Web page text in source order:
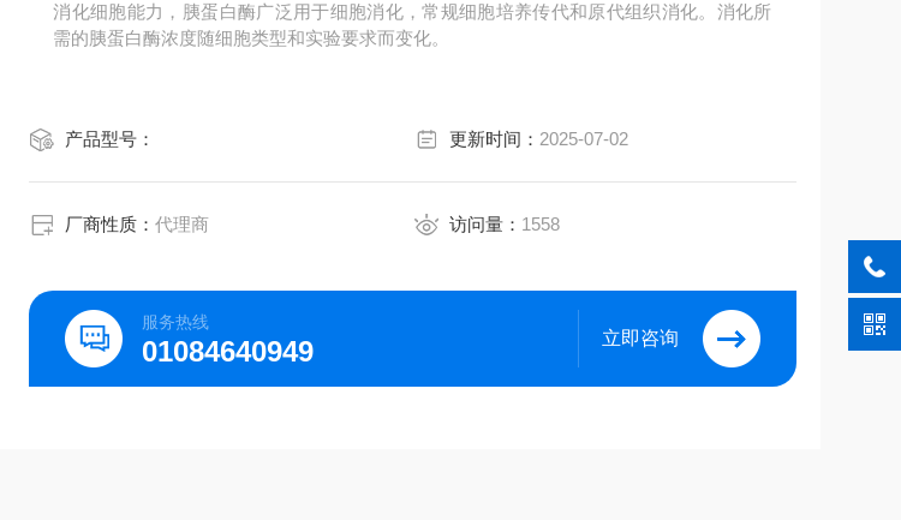
消化细胞能力，胰蛋白酶广泛用于细胞消化，常规细胞培养传代和原代组织消化。消化所
需的胰蛋白酶浓度随细胞类型和实验要求而变化。
产品型号： 更新时间： 2025-07-02
厂商性质：代理商 访问量： 1558
服务热线
01084640949 立即咨询